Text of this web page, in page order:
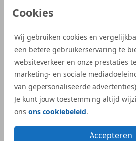
Cookies
Wij gebruiken cookies en
een betere gebruikerservaring te
websiteverkeer en onze prestaties
marketing- en sociale
van gepersonaliseerde
Je kunt jouw toestemming altijd
ons ons cookiebeleid.
Accepteren
“Wij zijn heel tevreden met de
iets bijzonderder kaartje, en bij
vonden we precies wat we
de proefdruk als de
geboortekaartjes waren snel
- Kelly